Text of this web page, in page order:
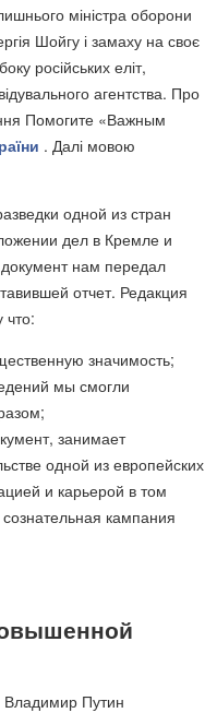
міністра оборони
Шойгу і замаху на своє
російських еліт,
агентства. Про
Помогите «Важным
. Далі мовою
одной из стран
дел в Кремле и
нам передал
отчет. Редакция
что:
значимость;
мы смогли
занимает
одной из европейских
и карьерой в том
кампания
Путин